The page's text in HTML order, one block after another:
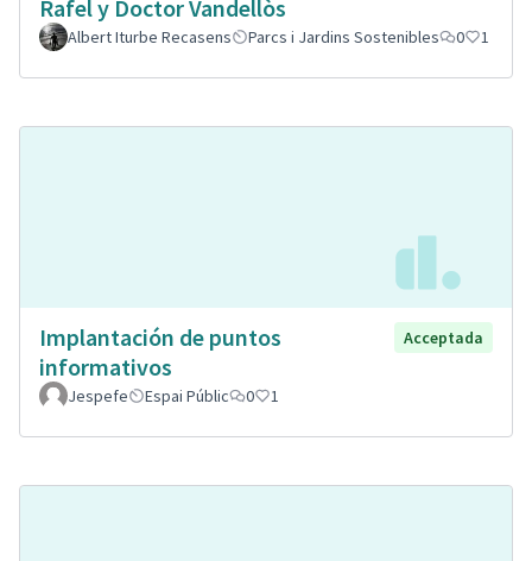
Rafel y Doctor Vandellòs
Albert Iturbe Recasens Parcs i Jardins Sostenibles 0 1
Implantación de puntos
informativos
Acceptada
Jespefe Espai Públic 0 1